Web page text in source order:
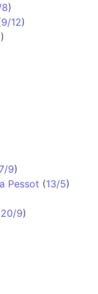
)
9/12)
)
9)
Pessot (13/5)
20/9)